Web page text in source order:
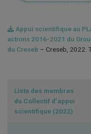
Appui scientifique au
actions 2016-2021 du
du Creseb – Creseb, 2022.
Liste des membres
du Collectif d’appui
scientifique (2022)